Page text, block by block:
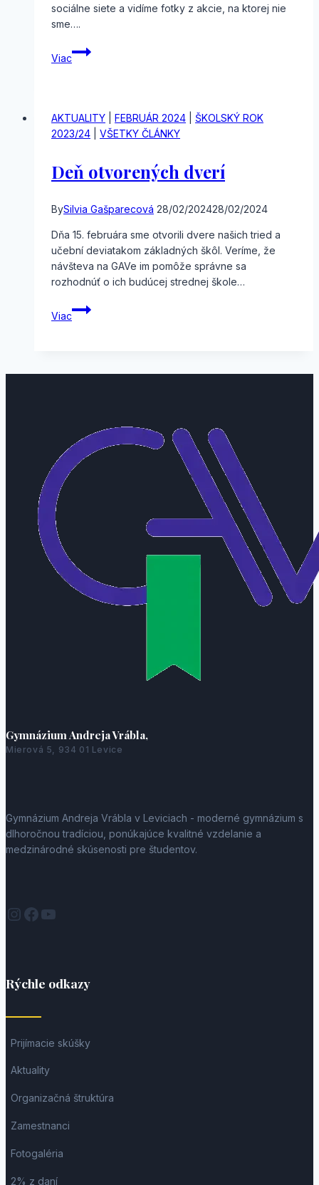
sociálne siete a vidíme fotky z akcie, na ktorej nie
sme….
Viac
Viete
čo
a
JOMO?
AKTUALITY FEBRUÁR 2024
ŠKOLSKÝ ROK
2023/24
VŠETKY ČLÁNKY
Deň otvorených dverí
BySilvia Gašparecová 28/02/202428/02/2024
Dňa 15. februára sme otvorili dvere našich tried a
učební deviatakom základných škôl. Veríme, že
návšteva na GAVe im pomôže správne sa
rozhodnúť o ich budúcej strednej škole…
Viac
Deň
otvorených
Gymnázium Andreja Vrábla,
Mierová 5, 934 01 Levice
Gymnázium Andreja Vrábla v Leviciach - moderné gymnázium s
dlhoročnou tradíciou, ponúkajúce kvalitné vzdelanie a
medzinárodné skúsenosti pre študentov.
Instagram
Facebook
YouTube
Rýchle odkazy
Prijímacie skúšky
Aktuality
Organizačná štruktúra
Zamestnanci
Fotogaléria
2% z daní